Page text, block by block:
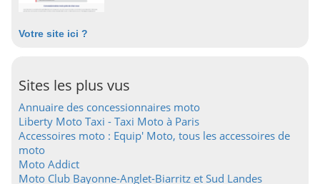
Votre site ici ?
Sites les plus vus
Annuaire des concessionnaires moto
Liberty Moto Taxi - Taxi Moto à Paris
Accessoires moto : Equip' Moto, tous les accessoires de
moto
Moto Addict
Moto Club Bayonne-Anglet-Biarritz et Sud Landes